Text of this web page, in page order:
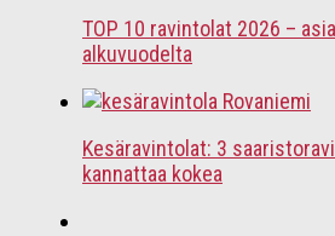
TOP 10 ravintolat 2026 –
alkuvuodelta
Kesäravintolat: 3
kannattaa kokea